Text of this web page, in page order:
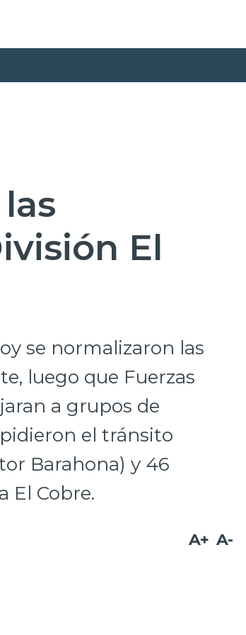
El
se normalizaron las
luego que Fuerzas
a grupos de
el tránsito
Barahona) y 46
El Cobre.
A+ A-